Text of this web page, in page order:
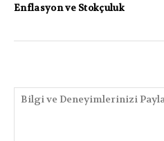
Enflasyon ve Stokçuluk